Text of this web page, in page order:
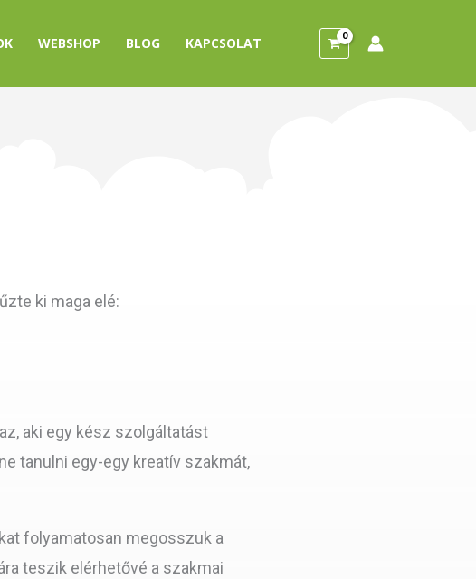
WEBSHOP BLOG KAPCSOLAT
ki maga elé:
aki egy kész szolgáltatást
tanulni egy-egy kreatív szakmát,
folyamatosan megosszuk a
teszik elérhetővé a szakmai